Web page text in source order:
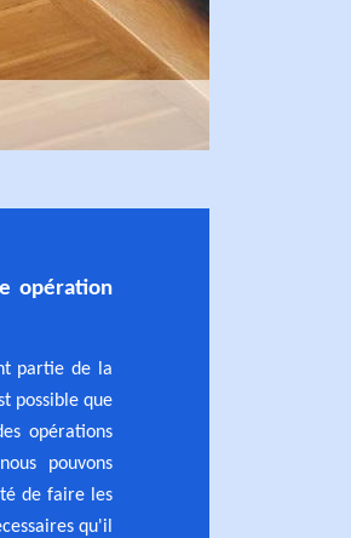
opération
partie de la
possible que
opérations
pouvons
de faire les
qu'il